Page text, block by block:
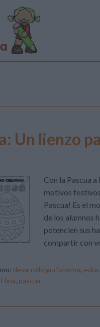
Un lienzo
Con la Pascua
motivos
Pascua! Es el
de los alumnos
potencien sus
compartir con
desarrollo grafomotor,
fina, pascua